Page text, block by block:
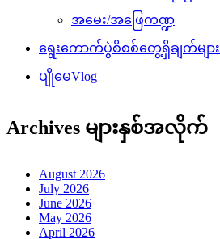
အမေး/အဖြေကဏ္ဍ
ရွေးကောက်ပွဲစိစစ်တွေ့ရှိချက်များ
ပျိုမေVlog
Archives များနှစ်အလိုက်
August 2026
July 2026
June 2026
May 2026
April 2026